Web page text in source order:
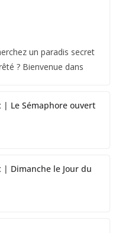
un paradis secret
? Bienvenue dans
| Le Sémaphore ouvert
| Dimanche le Jour du